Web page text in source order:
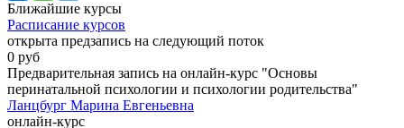
Ближайшие курсы
Расписание курсов
открыта предзапись на следующий поток
0 руб
Предварительная запись на онлайн-курс "Основы
перинатальной психологии и психологии родительства"
Ланцбург Марина Евгеньевна
онлайн-курс